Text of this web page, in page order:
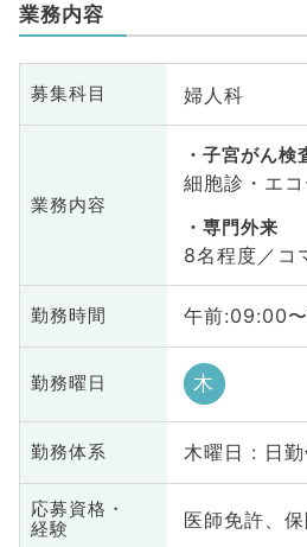
業務内容
募集科目 婦人科
業務内容
子宮がん検
細胞診・エ
専門外来
8名程度／コ
勤務時間 午前:09:00
勤務曜日 木
勤務体系 木曜日 : 日
応募資格・
経験
医師免許、